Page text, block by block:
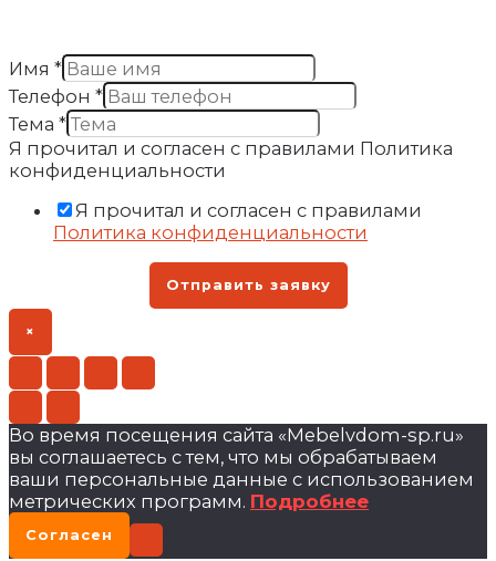
Имя *
Телефон *
Тема *
Я прочитал и согласен с правилами Политика
конфиденциальности
Я прочитал и согласен с правилами
Политика конфиденциальности
Отправить заявку
×
Во время посещения сайта «Mebelvdom-sp.ru»
вы соглашаетесь с тем, что мы обрабатываем
ваши персональные данные с использованием
метрических программ. Подробнее
Согласен